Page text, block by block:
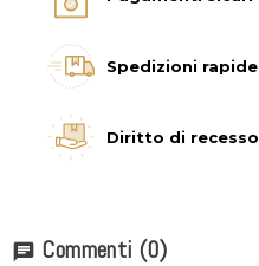
Spedizioni rapide
Diritto di recesso
chat Commenti (0)